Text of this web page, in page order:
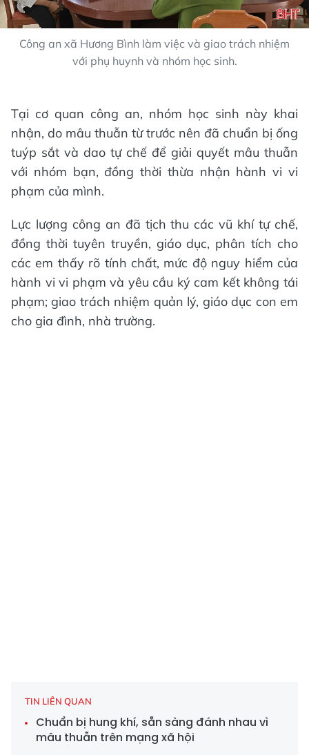
Công an xã Hương Bình làm việc và giao trách nhiệm
với phụ huynh và nhóm học sinh.
Tại cơ quan công an, nhóm học sinh này khai
nhận, do mâu thuẫn từ trước nên đã chuẩn bị ống
tuýp sắt và dao tự chế để giải quyết mâu thuẫn
với nhóm bạn, đồng thời thừa nhận hành vi vi
phạm của mình.
Lực lượng công an đã tịch thu các vũ khí tự chế,
đồng thời tuyên truyền, giáo dục, phân tích cho
các em thấy rõ tính chất, mức độ nguy hiểm của
hành vi vi phạm và yêu cầu ký cam kết không tái
phạm; giao trách nhiệm quản lý, giáo dục con em
cho gia đình, nhà trường.
TIN LIÊN QUAN
Chuẩn bị hung khí, sẵn sàng đánh nhau vì
mâu thuẫn trên mạng xã hội